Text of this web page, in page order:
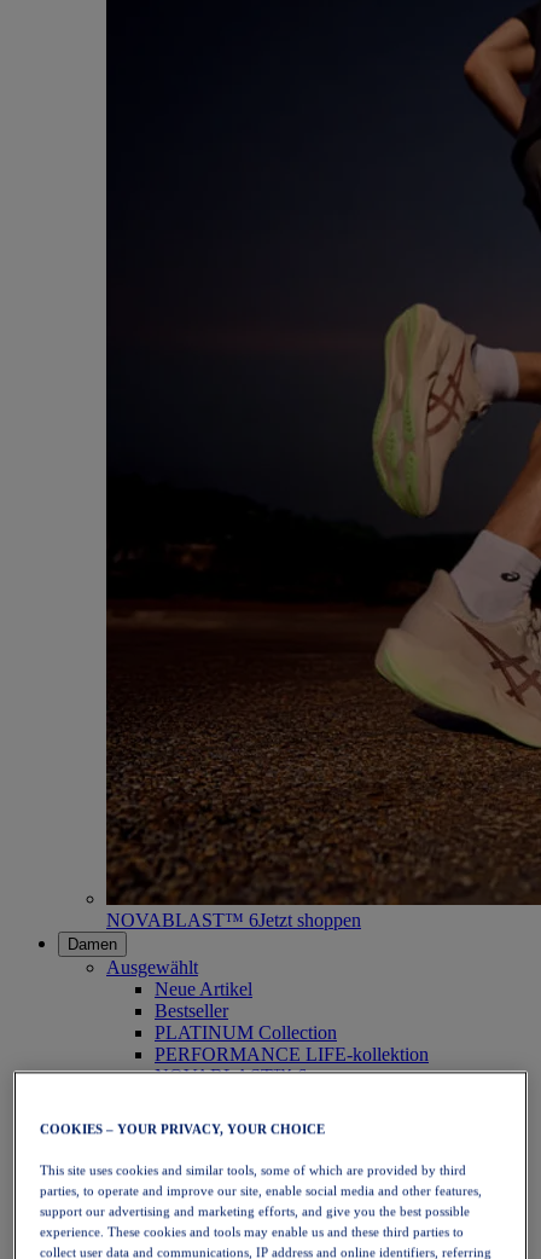
NOVABLAST™ 6Jetzt shoppen
Damen
Ausgewählt
Neue Artikel
Bestseller
PLATINUM Collection
PERFORMANCE LIFE-kollektion
NOVABLAST™ 6
Laufen
Trailrunning
Tennis
Volleyball
Handball
Padel
Korbball
COOKIES – YOUR PRIVACY, YOUR CHOICE
This site uses cookies and similar tools, some of which are provided by third
parties, to operate and improve our site, enable social media and other features,
support our advertising and marketing efforts, and give you the best possible
experience. These cookies and tools may enable us and these third parties to
collect user data and communications, IP address and online identifiers, referring